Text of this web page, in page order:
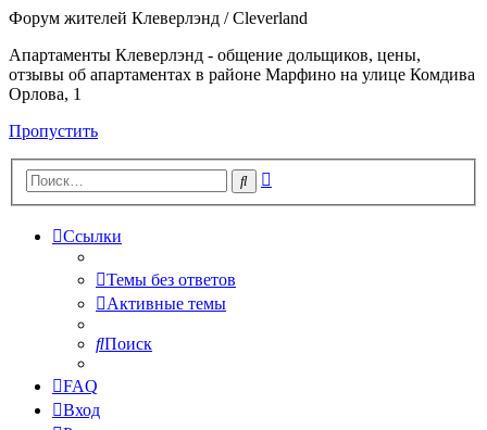
Форум жителей Клеверлэнд / Cleverland
Апартаменты Клеверлэнд - общение дольщиков, цены,
отзывы об апартаментах в районе Марфино на улице Комдива
Орлова, 1
Пропустить
Поиск
Ссылки
Темы без ответов
Активные темы
Поиск
FAQ
Вход